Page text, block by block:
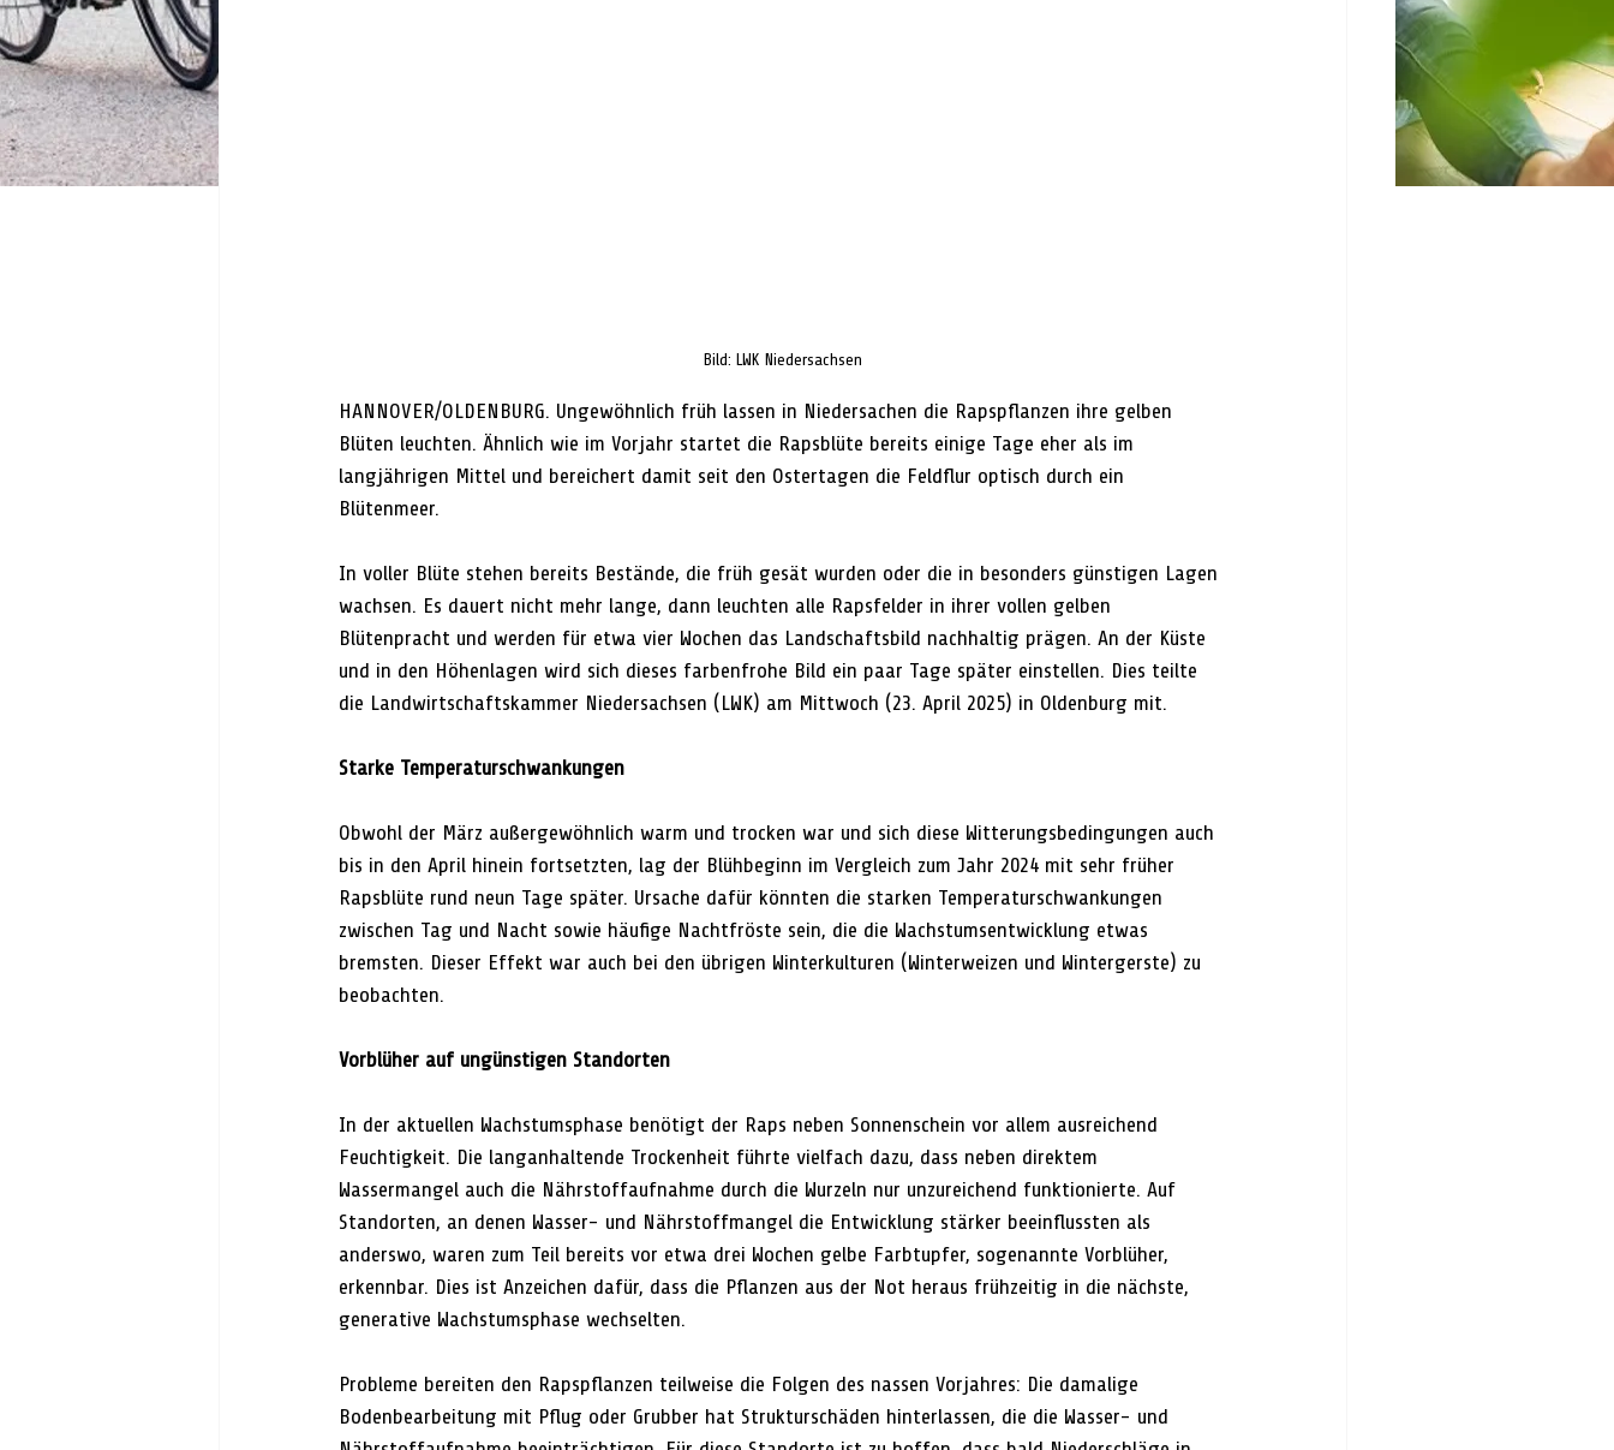
Bild: LWK Niedersachsen
HANNOVER/OLDENBURG. Ungewöhnlich früh lassen in Niedersachen die Rapspflanzen ihre gelben
Blüten leuchten. Ähnlich wie im Vorjahr startet die Rapsblüte bereits einige Tage eher als im
langjährigen Mittel und bereichert damit seit den Ostertagen die Feldflur optisch durch ein
Blütenmeer.
In voller Blüte stehen bereits Bestände, die früh gesät wurden oder die in besonders günstigen Lagen
wachsen. Es dauert nicht mehr lange, dann leuchten alle Rapsfelder in ihrer vollen gelben
Blütenpracht und werden für etwa vier Wochen das Landschaftsbild nachhaltig prägen. An der Küste
und in den Höhenlagen wird sich dieses farbenfrohe Bild ein paar Tage später einstellen. Dies teilte
die Landwirtschaftskammer Niedersachsen (LWK) am Mittwoch (23. April 2025) in Oldenburg mit.
Starke Temperaturschwankungen
Obwohl der März außergewöhnlich warm und trocken war und sich diese Witterungsbedingungen auch
bis in den April hinein fortsetzten, lag der Blühbeginn im Vergleich zum Jahr 2024 mit sehr früher
Rapsblüte rund neun Tage später. Ursache dafür könnten die starken Temperaturschwankungen
zwischen Tag und Nacht sowie häufige Nachtfröste sein, die die Wachstumsentwicklung etwas
bremsten. Dieser Effekt war auch bei den übrigen Winterkulturen (Winterweizen und Wintergerste) zu
beobachten.
Vorblüher auf ungünstigen Standorten
In der aktuellen Wachstumsphase benötigt der Raps neben Sonnenschein vor allem ausreichend
Feuchtigkeit. Die langanhaltende Trockenheit führte vielfach dazu, dass neben direktem
Wassermangel auch die Nährstoffaufnahme durch die Wurzeln nur unzureichend funktionierte. Auf
Standorten, an denen Wasser- und Nährstoffmangel die Entwicklung stärker beeinflussten als
anderswo, waren zum Teil bereits vor etwa drei Wochen gelbe Farbtupfer, sogenannte Vorblüher,
erkennbar. Dies ist Anzeichen dafür, dass die Pflanzen aus der Not heraus frühzeitig in die nächste,
generative Wachstumsphase wechselten.
Probleme bereiten den Rapspflanzen teilweise die Folgen des nassen Vorjahres: Die damalige
Bodenbearbeitung mit Pflug oder Grubber hat Strukturschäden hinterlassen, die die Wasser- und